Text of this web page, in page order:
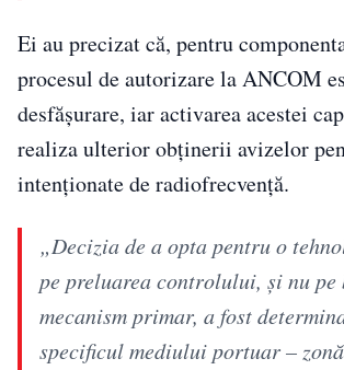
Ei au precizat că, pentru
procesul de autorizare la ANCOM
desfăşurare, iar activarea acestei
realiza ulterior obţinerii avizelor
intenţionate de radiofrecvenţă.
„Decizia de a opta pentru o
pe preluarea controlului, şi nu
mecanism primar, a fost
specificul mediului portuar –